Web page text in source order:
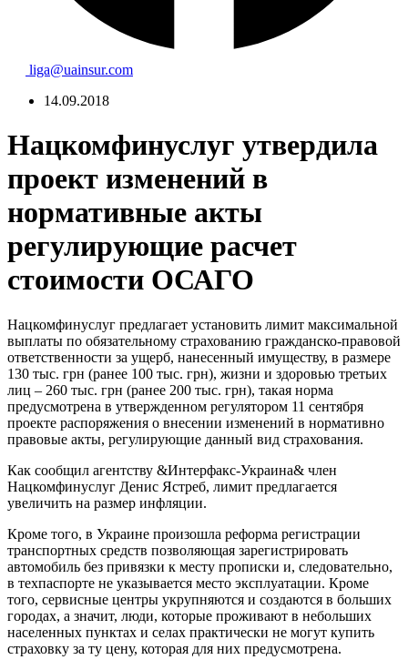
liga@uainsur.com
14.09.2018
Нацкомфинуслуг утвердила
проект изменений в
нормативные акты
регулирующие расчет
стоимости ОСАГО
Нацкомфинуслуг предлагает установить лимит максимальной
выплаты по обязательному страхованию гражданско-правовой
ответственности за ущерб, нанесенный имуществу, в размере
130 тыс. грн (ранее 100 тыс. грн), жизни и здоровью третьих
лиц – 260 тыс. грн (ранее 200 тыс. грн), такая норма
предусмотрена в утвержденном регулятором 11 сентября
проекте распоряжения о внесении изменений в нормативно
правовые акты, регулирующие данный вид страхования.
Как сообщил агентству &Интерфакс-Украина& член
Нацкомфинуслуг Денис Ястреб, лимит предлагается
увеличить на размер инфляции.
Кроме того, в Украине произошла реформа регистрации
транспортных средств позволяющая зарегистрировать
автомобиль без привязки к месту прописки и, следовательно,
в техпаспорте не указывается место эксплуатации. Кроме
того, сервисные центры укрупняются и создаются в больших
городах, а значит, люди, которые проживают в небольших
населенных пунктах и селах практически не могут купить
страховку за ту цену, которая для них предусмотрена.